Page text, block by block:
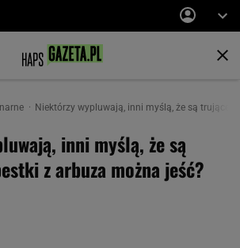
Niektórzy wypluwają, inni myślą, że są trujące.
inni myślą, że są
z arbuza można jeść?